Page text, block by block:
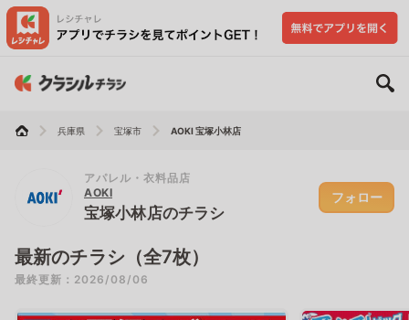
兵庫県 宝塚市 AOKI 宝塚小林店
アパレル・衣料品店
AOKI
宝塚小林店のチラシ
フォロー
最新のチラシ（全7枚）
最終更新：2026/08/06